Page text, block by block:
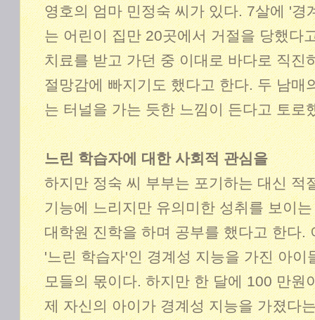
영호의 엄마 민정숙 씨가 있다. 7살에 '경
는 어린이 집만 20곳에서 거절을 당했다
치료를 받고 가던 중 이대로 바다로 직진
절망감에 빠지기도 했다고 한다. 두 남매
는 터널을 가는 듯한 느낌이 든다고 토로
느린 학습자에 대한 사회적 관심을
하지만 정숙 씨 부부는 포기하는 대신 적
기능에 느리지만 유의미한 성취를 보이
대학원 진학을 하며 공부를 했다고 한다.
'느린 학습자'인 경계성 지능을 가진 아이
모들의 몫이다. 하지만 한 달에 100 만원
제 자신의 아이가 경계성 지능을 가졌다